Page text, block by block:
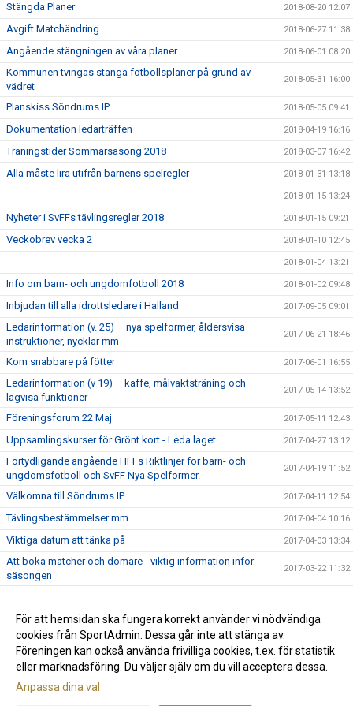
Stängda Planer 2018-08-20 12:07
Avgift Matchändring 2018-06-27 11:38
Angående stängningen av våra planer 2018-06-01 08:20
Kommunen tvingas stänga fotbollsplaner på grund av
vädret
2018-05-31 16:00
Planskiss Söndrums IP 2018-05-05 09:41
Dokumentation ledarträffen 2018-04-19 16:16
Träningstider Sommarsäsong 2018 2018-03-07 16:42
Alla måste lira utifrån barnens spelregler 2018-01-31 13:18
2018-01-15 13:24
Nyheter i SvFFs tävlingsregler 2018 2018-01-15 09:21
Veckobrev vecka 2 2018-01-10 12:45
2018-01-04 13:21
Info om barn- och ungdomfotboll 2018 2018-01-02 09:48
Inbjudan till alla idrottsledare i Halland 2017-09-05 09:01
Ledarinformation (v. 25) – nya spelformer, åldersvisa
instruktioner, nycklar mm
2017-06-21 18:46
Kom snabbare på fötter 2017-06-01 16:55
Ledarinformation (v 19) – kaffe, målvaktsträning och
lagvisa funktioner
2017-05-14 13:52
Föreningsforum 22 Maj 2017-05-11 12:43
Uppsamlingskurser för Grönt kort - Leda laget 2017-04-27 13:12
Förtydligande angående HFFs Riktlinjer för barn- och
ungdomsfotboll och SvFF Nya Spelformer.
2017-04-19 11:52
Välkomna till Söndrums IP 2017-04-11 12:54
Tävlingsbestämmelser mm 2017-04-04 10:16
Viktiga datum att tänka på 2017-04-03 13:34
Att boka matcher och domare - viktig information inför
säsongen
2017-03-22 11:32
Presentationsmaterial att använda vid föräldramöten 2017-02-15 22:18
Avbokningsregler 2016-11-21 10:35
För att hemsidan ska fungera korrekt använder vi nödvändiga
cookies från SportAdmin. Dessa går inte att stänga av.
Föreningen kan också använda frivilliga cookies, t.ex. för statistik
eller marknadsföring. Du väljer själv om du vill acceptera dessa.
Anpassa dina val